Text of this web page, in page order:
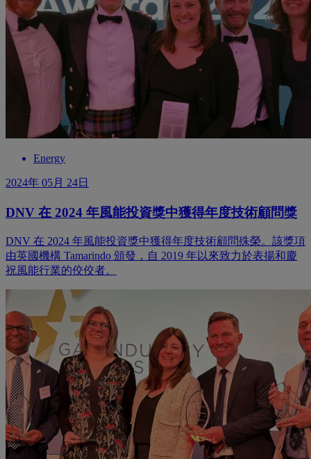
Energy
2024年 05月 24日
DNV 在 2024 年風能投資獎中獲得年度技術顧問獎
DNV 在 2024 年風能投資獎中獲得年度技術顧問殊榮。該獎項
由英國機構 Tamarindo 頒發，自 2019 年以來致力於表揚和慶
祝風能行業的佼佼者。